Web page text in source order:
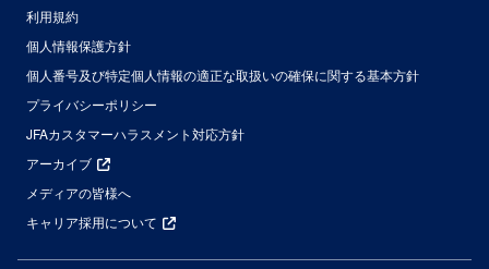
利用規約
個人情報保護方針
個人番号及び特定個人情報の適正な取扱いの確保に関する基本方針
プライバシーポリシー
JFAカスタマーハラスメント対応方針
アーカイブ
メディアの皆様へ
キャリア採用について